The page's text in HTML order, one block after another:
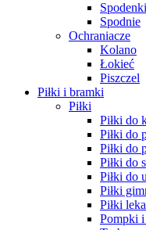
Spodenki
Spodnie
Ochraniacze
Kolano
Łokieć
Piszczel
Piłki i bramki
Piłki
Piłki do
Piłki do
Piłki do
Piłki do
Piłki do
Piłki
Piłki
Pompki i